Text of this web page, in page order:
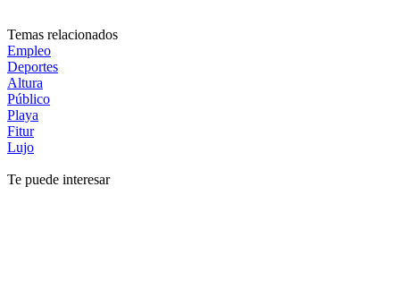
Temas relacionados
Empleo
Deportes
Altura
Público
Playa
Fitur
Lujo
Te puede interesar